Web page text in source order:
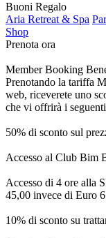
Buoni Regalo
Aria Retreat & Spa
Shop
Prenota ora
Member Booking
Prenotando la tariffa
web, riceverete uno
che vi offrirà i
50% di sconto sul
Accesso al Club Bim
Accesso di 4 ore alla
45,00 invece di Euro
10% di sconto su